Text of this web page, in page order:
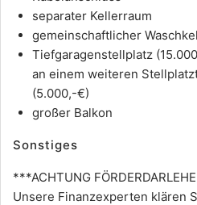
separater Kellerraum
gemeinschaftlicher
Tiefgaragenstellplatz
an einem weiteren
(5.000,-€)
großer Balkon
Sonstiges
***ACHTUNG
Unsere Finanzexperten klären